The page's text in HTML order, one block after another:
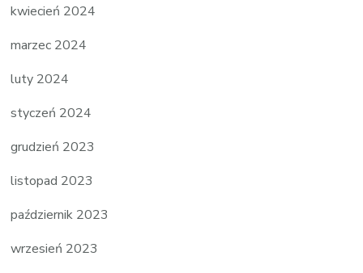
kwiecień 2024
marzec 2024
luty 2024
styczeń 2024
grudzień 2023
listopad 2023
październik 2023
wrzesień 2023